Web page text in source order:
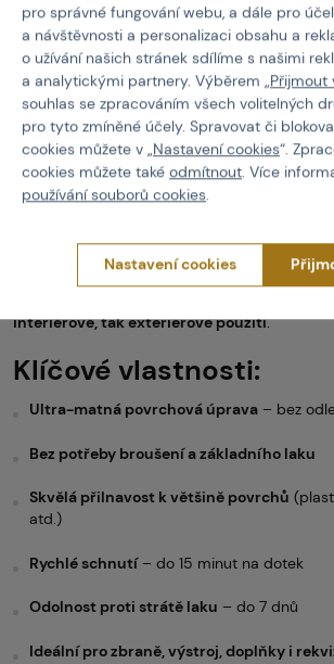
Popis
Maskovací barva KRYLON maskovací sprejje
pro airsoftové hráče, lovce i outdoorové
minimalizovat viditelnost svého vybavení.
a nereflexnímu povrchu pomáhá účinně
zvyšuje maskování v jakémkoliv prostředí.
Velkou výhodou jepřilnavost k většině
dřeva, kovu, skla až po keramiku či papír – a to
zaschnout.
po 7 dnech
interiérové, tak exteriérové použití.
Klíčové vlastnosti:
Ultra-matná povrchová úprava – bez
Bez potřeby broušení a základního laku
Skvělá přilnavost k většině povrchů
atd.)
Rychlé schnutí– do 15 minut na dotek
Odolnost proti strátě laku – do 7 dnů
Ideální pro zbraně, výstroj, doplňky i
pro správné fungování webu, a dále pro
a návštěvnosti a personalizaci obsahu a
o užívání našich stránek sdílíme s našimi
a analytickými partnery. Výběrem „Přijmout
souhlas se zpracováním všech volitelných
pro tyto zmíněné účely. Spravovat či
cookies můžete v „Nastavení cookies“.
cookies můžete také odmítnout. Více
používání souborů cookies.
Nastavení cookies